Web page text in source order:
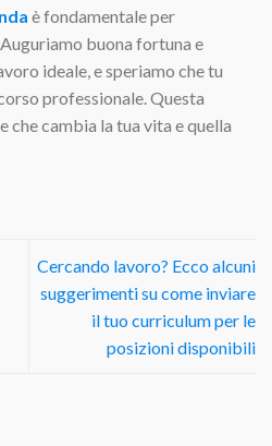
è fondamentale per
buona fortuna e
ideale, e speriamo che tu
professionale. Questa
che cambia la tua vita e quella
Cercando lavoro? Ecco alcuni
suggerimenti su come inviare
il tuo curriculum per le
posizioni disponibili